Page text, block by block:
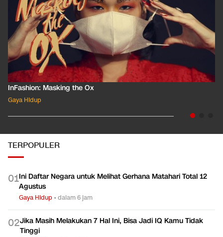
InFashion: Masking the Ox
Gaya Hidup
TERPOPULER
01Ini Daftar Negara untuk Melihat Gerhana Matahari Total 12
Agustus
Gaya Hidup •dalam 6 jam
02Jika Masih Melakukan 7 Hal Ini, Bisa Jadi IQ Kamu Tidak
Tinggi